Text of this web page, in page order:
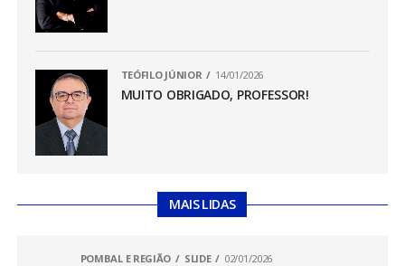
TEÓFILO JÚNIOR 14/01/2026
MUITO OBRIGADO, PROFESSOR!
MAIS LIDAS
POMBAL E REGIÃO SLIDE 02/01/2026